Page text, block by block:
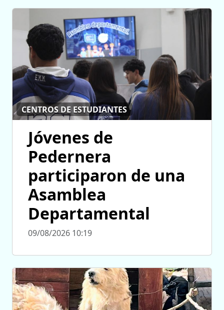
CENTROS DE ESTUDIANTES
Jóvenes de
Pedernera
participaron de una
Asamblea
Departamental
09/08/2026 10:19